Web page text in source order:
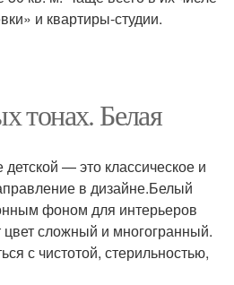
и квартиры-студии.
тонах. Белая
— это классическое и
в дизайне.Белый
фоном для интерьеров
сложный и многогранный.
с чистотой, стерильностью,